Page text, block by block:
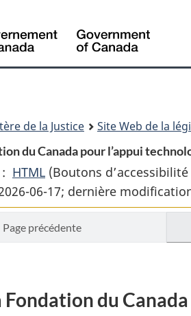
de la Justice Site Web de la
du Canada pour l’appui
HTML Texte
complet
:
Loi
du
(Boutons
06-17; dernière
Page précédente
Fondation du